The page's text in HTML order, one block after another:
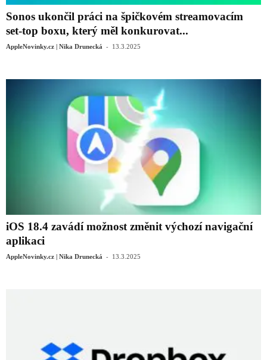
Sonos ukončil práci na špičkovém streamovacím
set-top boxu, který měl konkurovat...
AppleNovinky.cz | Nika Drunecká - 13.3.2025
iOS 18.4 zavádí možnost změnit výchozí navigační
aplikaci
AppleNovinky.cz | Nika Drunecká - 13.3.2025